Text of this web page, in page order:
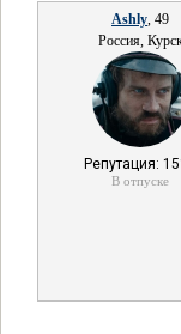
Ashly, 49
Россия,
Репутация:
В отпуске